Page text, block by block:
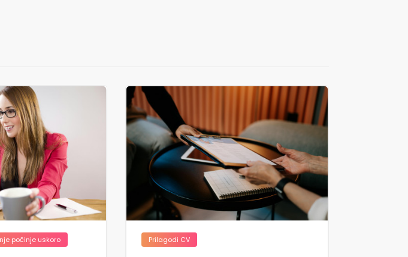
počinje uskoro Prilagodi CV